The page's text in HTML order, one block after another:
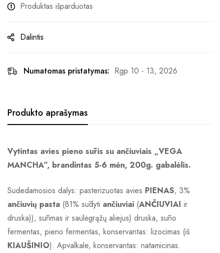
Produktas išparduotas
Dalintis
Numatomas pristatymas: Rgp 10 - 13, 2026
Produkto aprašymas
Vytintas avies pieno sūris su ančiuviais „VEGA
MANCHA”, brandintas 5-6 mėn, 200g. gabalėlis.
Sudedamosios dalys: pasterizuotas avies PIENAS, 3%
ančiuvių pasta (81% sūdyti ančiuviai (ANČIUVIAI ir
druska)), sūrimas ir saulėgrąžų aliejus) druska, sūrio
fermentas, pieno fermentas, konservantas: lizocimas (iš
KIAUŠINIO). Apvalkale, konservantas: natamicinas.